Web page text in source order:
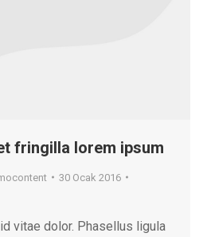
fringilla lorem ipsum
30 Ocak 2016
vitae dolor. Phasellus ligula